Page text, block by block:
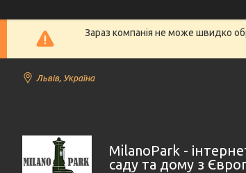
Зараз компанія не може швидко
Львів, Україна
MilanoPark -
саду та дому з